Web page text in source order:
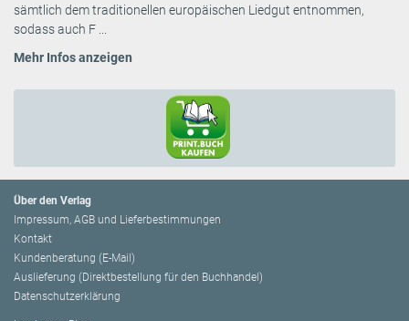
sämtlich dem traditionellen europäischen Liedgut entnommen,
sodass auch F ...
Mehr Infos anzeigen
Über den Verlag
Impressum, AGB und Lieferbestimmungen
Kontakt
Kundenberatung (E-Mail)
Auslieferung (Direktbestellung für den Buchhandel)
Datenschutzerklärung